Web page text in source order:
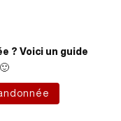
? Voici un guide